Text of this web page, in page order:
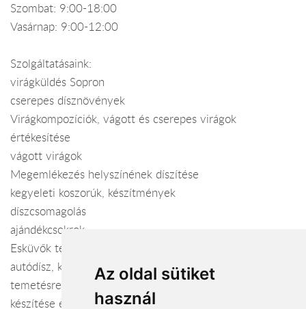
Az oldal sütiket
használ
Szombat: 9:00-18:00
Vasárnap: 9:00-12:00
Szolgáltatásaink:
virágküldés Sopron
cserepes dísznövények
Virágkompozíciók, vágott és cserepes virágok
értékesítése
vágott virágok
Megemlékezés helyszínének díszítése
kegyeleti koszorúk, készítmények
díszcsomagolás
ajándékcsokrok
Esküvők teljes körű dekorálása: menyasszonyi csokor,
autódísz, koszorúslány és dobó csokor, kitűző.
temetésre koszorúk, sírcsokrok, urna- és koporsódíszek
készítése és kiszállítása.